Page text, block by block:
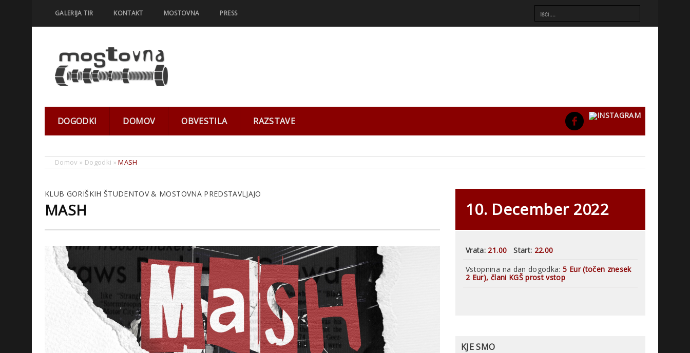
GALERIJA TIR KONTAKT MOSTOVNA PRESS
DOGODKI DOMOV OBVESTILA RAZSTAVE
Domov » Dogodki »MASH
KLUB GORIŠKIH ŠTUDENTOV & MOSTOVNA PREDSTAVLJAJO
MASH 10. December 2022
Vrata: 21.00 Start: 22.00
Vstopnina na dan dogodka:5 Eur (točen znesek
2 Eur), člani KGŠ prost vstop
KJE SMO